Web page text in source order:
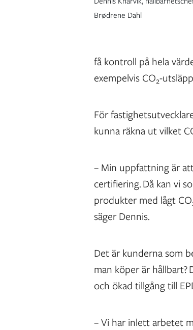
Brødrene Dahl
få kontroll på hela
exempelvis CO2-
För
kunna räkna ut vilket
– Min uppfattning är
certifiering. Då kan vi
produkter med lågt CO
säger Dennis.
Det är kunderna som
man köper är
och ökad tillgång till
– Vi har inlett arbetet